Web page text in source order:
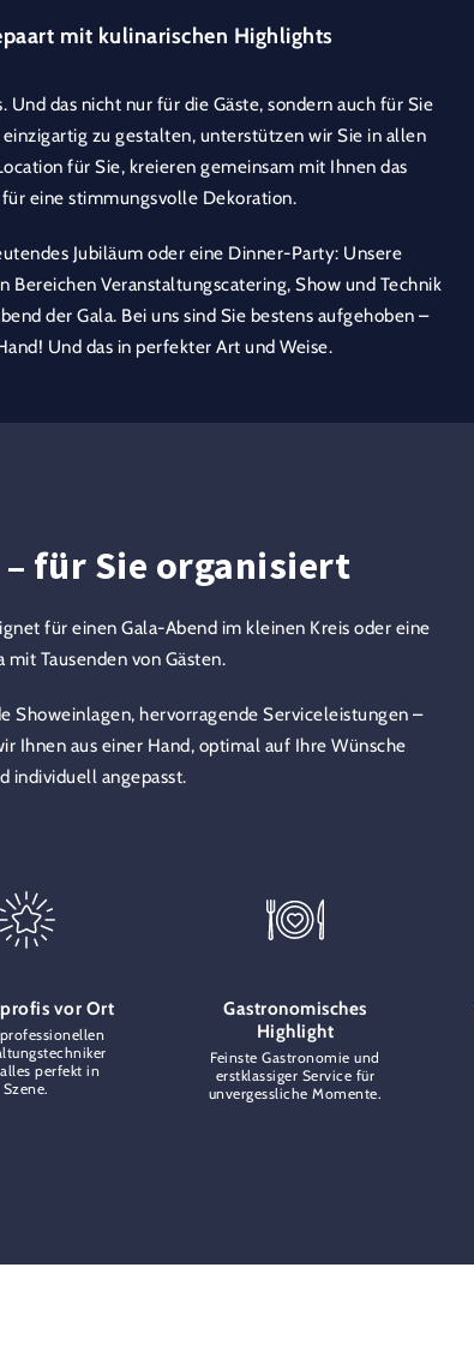
mit kulinarischen Highlights
das nicht nur für die Gäste, sondern auch für Sie
zu gestalten, unterstützen wir Sie in allen
für Sie, kreieren gemeinsam mit Ihnen das
eine stimmungsvolle Dekoration.
Jubiläum oder eine Dinner-Party: Unsere
Veranstaltungscatering, Show und Technik
der Gala. Bei uns sind Sie bestens aufgehoben –
Und das in perfekter Art und Weise.
für Sie organisiert
für einen Gala-Abend im kleinen Kreis oder eine
Tausenden von Gästen.
Showeinlagen, hervorragende Serviceleistungen –
Ihnen aus einer Hand, optimal auf Ihre Wünsche
individuell angepasst.
vor Ort
perfekt in
Szene.
Gastronomisches
Highlight
Feinste Gastronomie und
erstklassiger Service für
unvergessliche Momente.